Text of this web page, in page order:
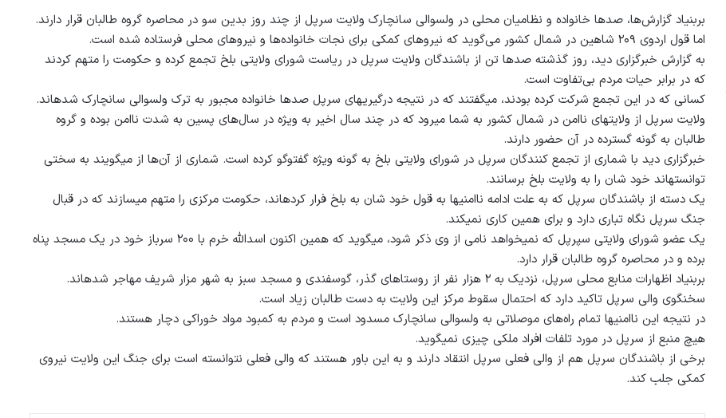
بربنیاد گزارش‏‌ها، صد‏ها خانواده و نظامیان محلی در ولسوالی سانچارک ولایت سرپل از چند روز بدین سو در محاصره گروه طالبان قرار دارند.
اما قول اردوی ۲۰۹ شاهین در شمال کشور می‏‌گوید که نیرو‏های کمکی برای نجات خانواده‌‏ها و نیروهای محلی فرستاده شده است.
به گزارش خبرگزاری دید، روز گذشته صد‏ها تن از باشند‌‏گان ولایت سرپل در ریاست شورای ولایتی بلخ تجمع کرده و حکومت را متهم کردند
که در برابر حیات مردم بی‌تفاوت است.
کسانی که در این تجمع شرکت کرده بودند، می‏گفتند که در نتیجه درگیری‏های سرپل صد‏ها خانواده مجبور به ترک ولسوالی سانچارک شده‏اند.
ولایت سرپل از ولایت‏های ناامن در شمال کشور به شما می‏رود که در چند سال اخیر به ویژه در سال‌های پسین به شدت ناامن بوده و گروه
طالبان به گونه گسترده در آن حضور دارند.
خبرگزاری دید با شماری از تجمع کنندگان سرپل در شورای ولایتی بلخ به گونه ویژه گفت‏وگو کرده است. شماری از آن‌ها از می‏گویند به سختی
توانسته‏اند خود شان را به ولایت بلخ برسانند.
یک دسته از باشند‏گان سرپل که به علت ادامه ناامنی‏ها به قول خود شان به بلخ فرار کرده‏اند، حکومت مرکزی را متهم می‏سازند که در قبال
جنگ سرپل نگاه تباری دارد و برای همین کاری نمی‏کند.
یک عضو شورای ولایتی سپرپل که نمی‏خواهد نامی از وی ذکر شود، می‏گوید که همین اکنون اسدالله خرم با ۲۰۰ سرباز خود در یک مسجد پناه
برده‏ و در محاصره گروه طالبان قرار دارد.
بربنیاد اظهارات منابع محلی سرپل، نزدیک به ۲ هزار نفر از روستا‏های گذر، گوسفندی و مسجد سبز به شهر مزار شریف مهاجر شده‏اند.
سخنگوی والی سرپل تاکید دارد که احتمال سقوط مرکز این ولایت به دست طالبان زیاد است.
در نتیجه این ناامنی‏ها تمام راه‌های موصلاتی به ولسوالی سانچارک مسدود است و مردم به کمبود مواد خوراکی دچار هستند.
هیچ منبع از سرپل در مورد تلفات افراد ملکی چیزی نمی‏گوید.
برخی از باشندگان سرپل هم از والی فعلی سرپل انتقاد دارند و به این باور هستند که والی فعلی نتوانسته است برای جنگ این ولایت نیروی
کمکی جلب کند.